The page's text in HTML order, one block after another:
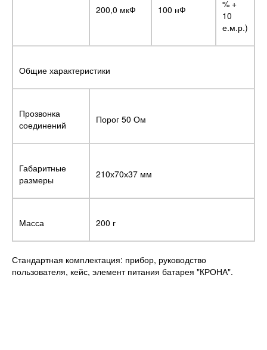
200,0 мкФ 100 нФ
% +
10
е.м.р.)
Общие характеристики
Прозвонка
соединений
Порог 50 Ом
Габаритные
размеры
210х70х37 мм
Масса 200 г
Стандартная комплектация: прибор, руководство
пользователя, кейс, элемент питания батарея "КРОНА".